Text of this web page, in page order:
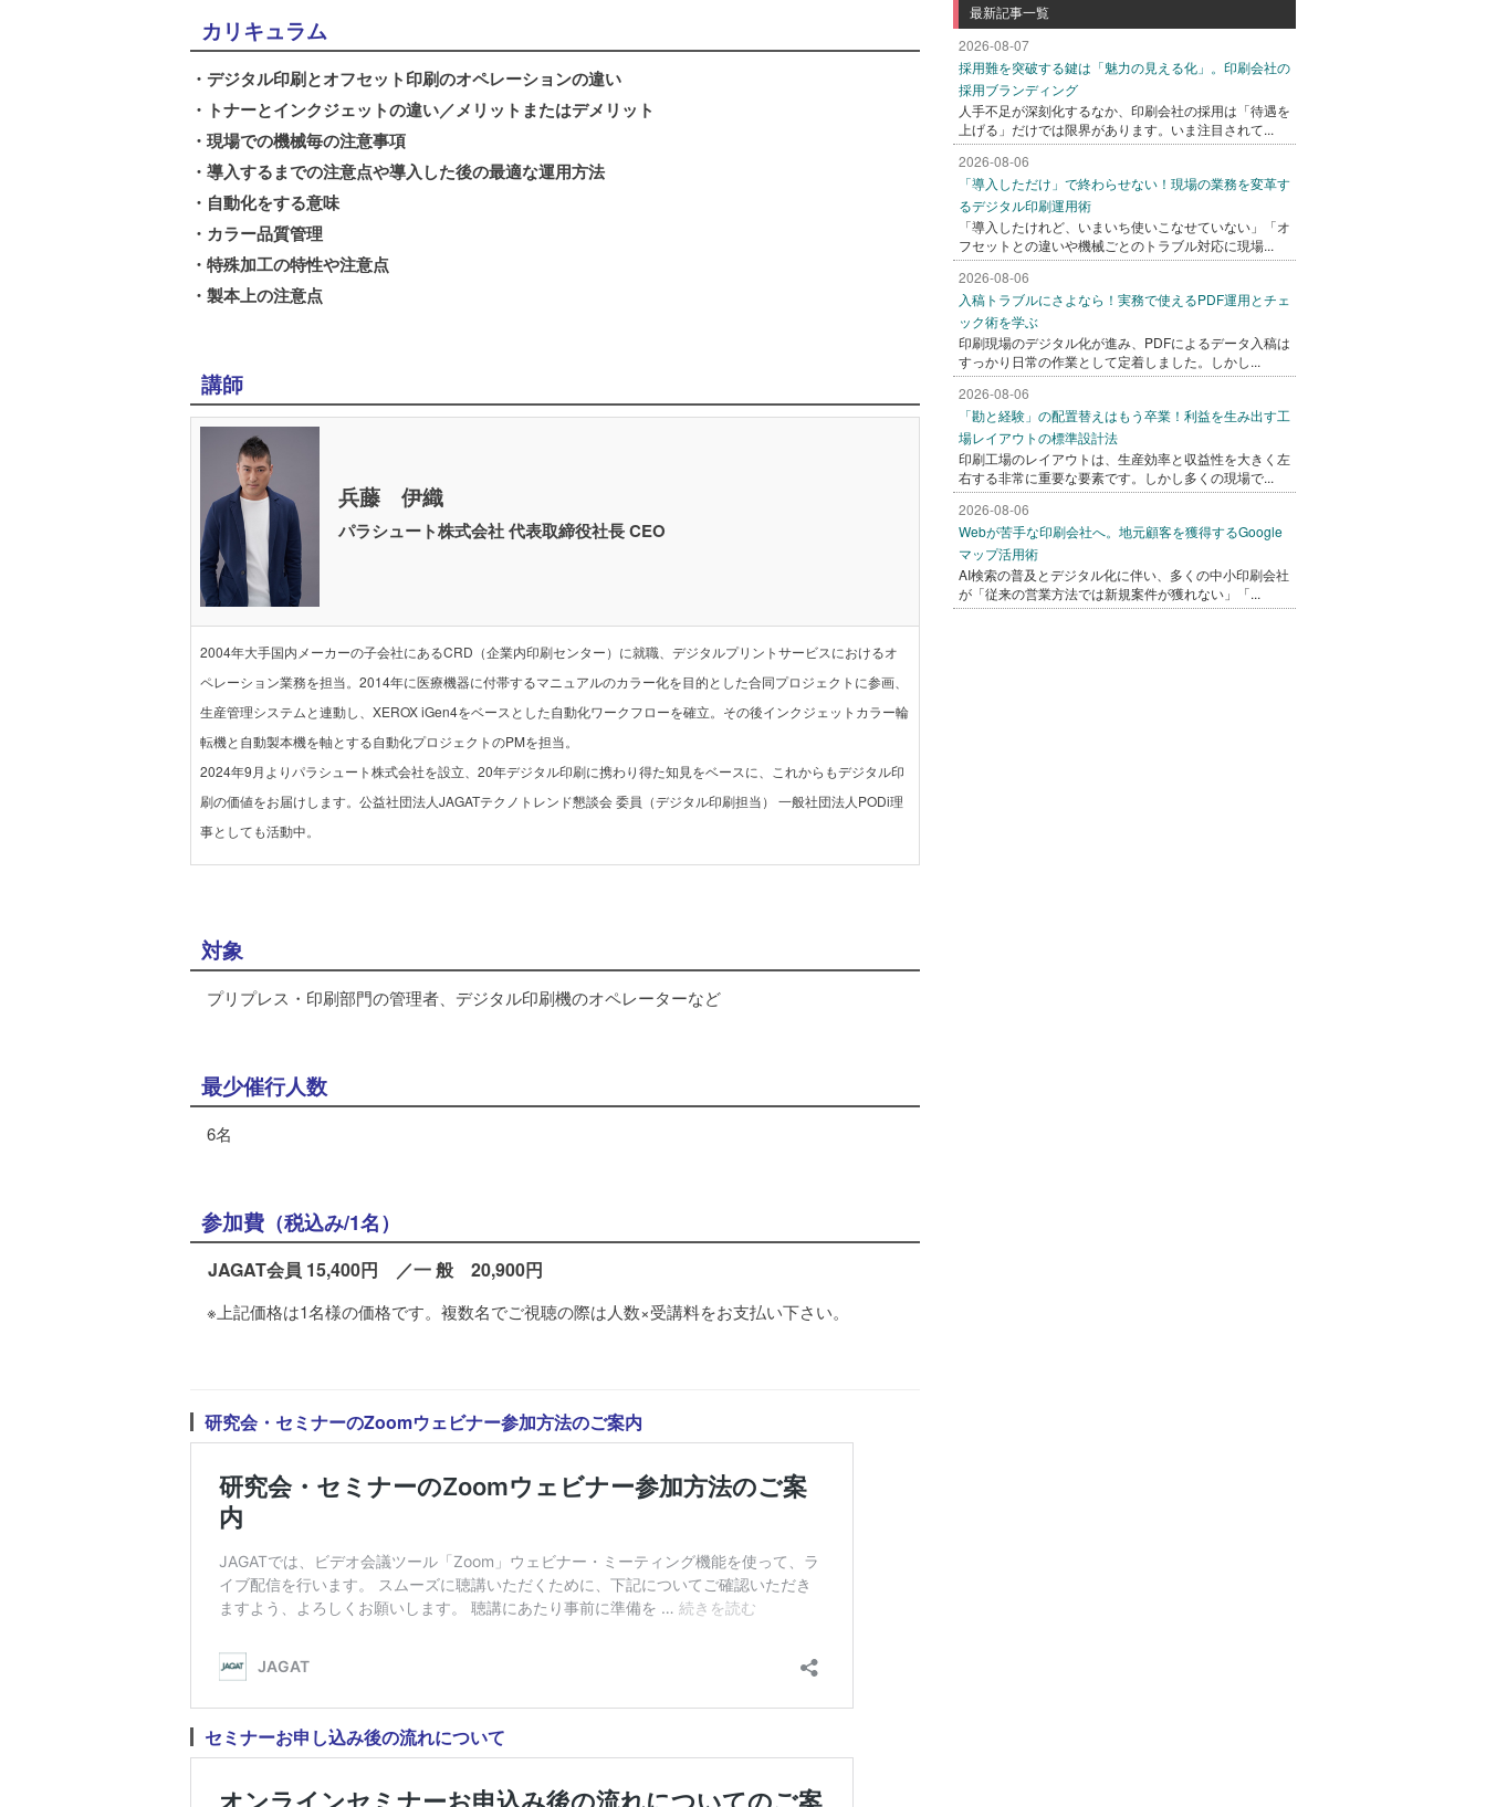
カリキュラム
・デジタル印刷とオフセット印刷のオペレーションの違い
・トナーとインクジェットの違い／メリットまたはデメリット
・現場での機械毎の注意事項
・導入するまでの注意点や導入した後の最適な運用方法
・自動化をする意味
・カラー品質管理
・特殊加工の特性や注意点
・製本上の注意点
講師
兵藤 伊織
パラシュート株式会社 代表取締役社長 CEO
2004年大手国内メーカーの子会社にあるCRD（企業内印刷センター）に就職、デジタルプリントサービスにおけるオ
ペレーション業務を担当。2014年に医療機器に付帯するマニュアルのカラー化を目的とした合同プロジェクトに参画、
生産管理システムと連動し、XEROX iGen4をベースとした自動化ワークフローを確立。その後インクジェットカラー輪
転機と自動製本機を軸とする自動化プロジェクトのPMを担当。
2024年9月よりパラシュート株式会社を設立、20年デジタル印刷に携わり得た知見をベースに、これからもデジタル印
刷の価値をお届けします。公益社団法人JAGATテクノトレンド懇談会 委員（デジタル印刷担当） 一般社団法人PODi理
事としても活動中。
対象
プリプレス・印刷部門の管理者、デジタル印刷機のオペレーターなど
最少催行人数
6名
参加費 （税込み/1名）
JAGAT会員 15,400円 ／一 般 20,900円
※上記価格は1名様の価格です。複数名でご視聴の際は人数×受講料をお支払い下さい。
研究会・セミナーのZoomウェビナー参加方法のご案内
セミナーお申し込み後の流れについて
最新記事一覧
2026-08-07
採用難を突破する鍵は「魅力の見える化」。印刷会社の
採用ブランディング
人手不足が深刻化するなか、印刷会社の採用は「待遇を
上げる」だけでは限界があります。いま注目されて...
2026-08-06
「導入しただけ」で終わらせない！現場の業務を変革す
るデジタル印刷運用術
「導入したけれど、いまいち使いこなせていない」「オ
フセットとの違いや機械ごとのトラブル対応に現場...
2026-08-06
入稿トラブルにさよなら！実務で使えるPDF運用とチェ
ック術を学ぶ
印刷現場のデジタル化が進み、PDFによるデータ入稿は
すっかり日常の作業として定着しました。しかし...
2026-08-06
「勘と経験」の配置替えはもう卒業！利益を生み出す工
場レイアウトの標準設計法
印刷工場のレイアウトは、生産効率と収益性を大きく左
右する非常に重要な要素です。しかし多くの現場で...
2026-08-06
Webが苦手な印刷会社へ。地元顧客を獲得するGoogle
マップ活用術
AI検索の普及とデジタル化に伴い、多くの中小印刷会社
が「従来の営業方法では新規案件が獲れない」「...